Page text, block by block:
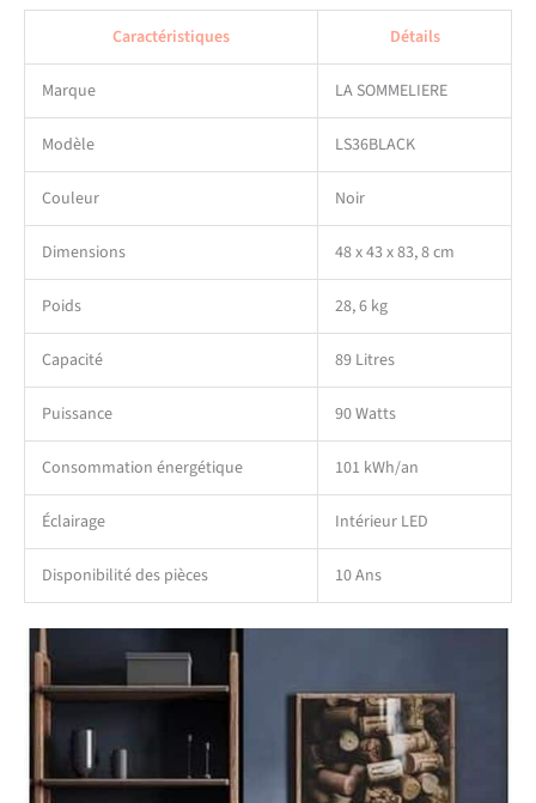
Caractéristiques Détails
Marque LA SOMMELIERE
Modèle LS36BLACK
Couleur Noir
Dimensions 48 x 43 x 83, 8 cm
Poids 28, 6 kg
Capacité 89 Litres
Puissance 90 Watts
Consommation énergétique 101 kWh/an
Éclairage Intérieur LED
Disponibilité des pièces 10 Ans